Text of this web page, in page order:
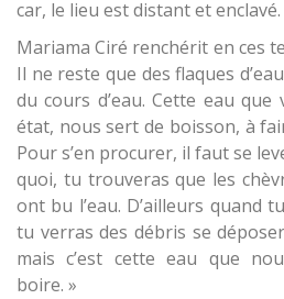
car, le lieu est distant et enclavé.
Mariama Ciré renchérit en ces
Il ne reste que des flaques
du cours d’eau. Cette eau
état, nous sert de boisson, à
Pour s’en procurer, il faut se
quoi, tu trouveras que les
ont bu l’eau. D’ailleurs quand
tu verras des débris se
mais c’est cette eau que
boire. »